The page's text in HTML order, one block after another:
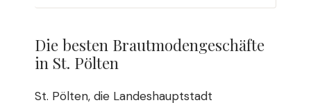
Die besten Brautmodengeschäfte
in St. Pölten
St. Pölten, die Landeshauptstadt